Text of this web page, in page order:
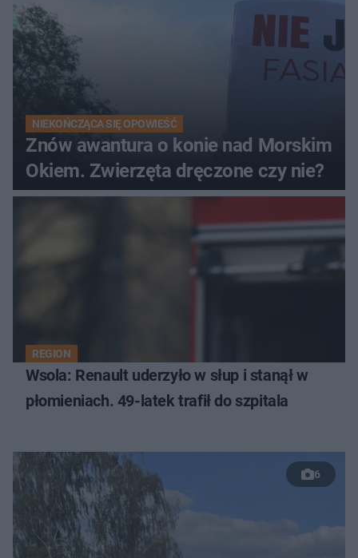
NIEKOŃCZĄCA SIĘ OPOWIEŚĆ
Znów awantura o konie nad Morskim
Okiem. Zwierzęta dręczone czy nie?
REGION
Wsola: Renault uderzyło w słup i stanął w
płomieniach. 49-latek trafił do szpitala
6